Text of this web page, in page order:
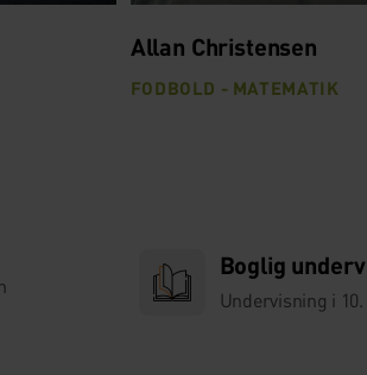
Allan Christensen
FODBOLD - MATEMATIK
Boglig
Undervisning i